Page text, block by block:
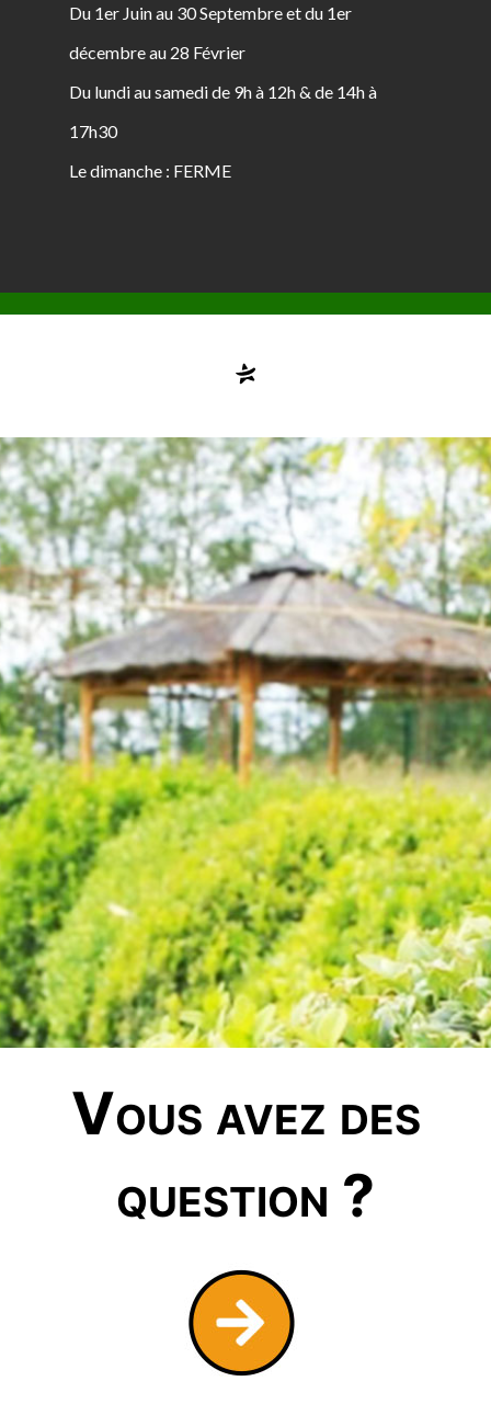
Du 1er Juin au 30 Septembre et du 1er
décembre au 28 Février
Du lundi au samedi de 9h à 12h & de 14h à
17h30
Le dimanche : FERME
Vous avez des
question ?